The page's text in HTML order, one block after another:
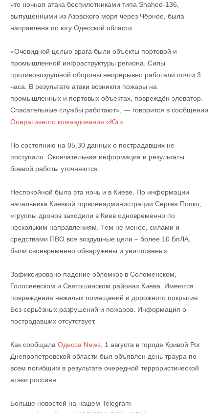
что ночная атака беспилотниками типа Shahed-136,
выпущенными из Азовского моря через Чёрное, была
направлена по югу Одесской области.
«Очевидной целью врага были объекты портовой и
промышленной инфраструктуры региона. Силы
противовоздушной обороны непрерывно работали почти 3
часа. В результате атаки возникли пожары на
промышленных и портовых объектах, повреждён элеватор.
Спасательные службы работают», — говорится в сообщении
Оперативного командования «Юг».
По состоянию на 05.30 данных о пострадавших не
поступало. Окончательная информация и результаты
боевой работы уточняются.
Неспокойной была эта ночь и в Киеве. По информации
начальника Киевкой горвоенадминистрации Сергея Попко,
«группы дронов заходили в Киев одновременно по
нескольким направлениям. Тем не менее, силами и
средствами ПВО все воздушные цели – более 10 БпЛА,
были своевременно обнаружены и уничтожены».
Зафиксировано падение обломков в Соломенском,
Голосеевском и Святошинском районах Киева. Имеются
повреждения нежилых помещений и дорожного покрытия.
Без серьёзных разрушений и пожаров. Информация о
пострадавших отсутствует.
Как сообщала Одесса News, 1 августа в городе Кривой Рог
Днепропетровской области был объявлен день траура по
всем погибшим в результате очередной террористической
атаки россиян.
Больше новостей на нашем Telegram-